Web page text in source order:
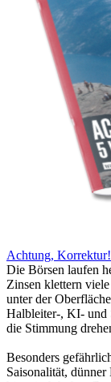
Achtung, Korrektur!
Die Börsen laufen
Zinsen klettern
unter der
Halbleiter-, KI- und
die Stimmung
Besonders
Saisonalität,